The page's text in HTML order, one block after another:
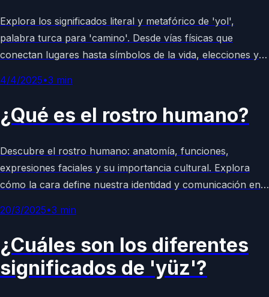
Explora los significados literal y metafórico de 'yol',
palabra turca para 'camino'. Desde vías físicas que
conectan lugares hasta símbolos de la vida, elecciones y
fascinante.
4/4/2025•3 min
¿Qué es el rostro humano?
Descubre el rostro humano: anatomía, funciones,
expresiones faciales y su importancia cultural. Explora
cómo la cara define nuestra identidad y comunicación en
20/3/2025•3 min
¿Cuáles son los diferentes
significados de 'yüz'?